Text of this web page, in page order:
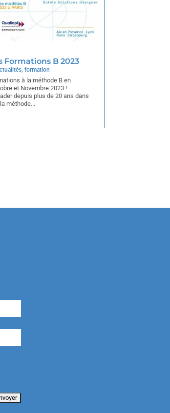
Formations B 2023
,formation
à la méthode B en
et Novembre 2023 !
depuis plus de 20 ans dans
méthode...